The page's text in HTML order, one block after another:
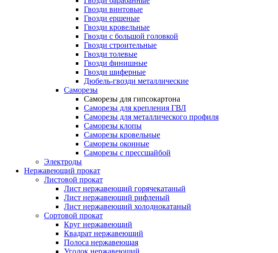
Гвозди винтовые
Гвозди ершеные
Гвозди кровельные
Гвозди с большой головкой
Гвозди строительные
Гвозди толевые
Гвозди финишные
Гвозди шиферные
Дюбель-гвозди металлические
Саморезы
Саморезы для гипсокартона
Саморезы для крепления ГВЛ
Саморезы для металлического профиля
Саморезы клопы
Саморезы кровельные
Саморезы оконные
Саморезы с прессшайбой
Электроды
Нержавеющий прокат
Листовой прокат
Лист нержавеющий горячекатаный
Лист нержавеющий рифленый
Лист нержавеющий холоднокатаный
Сортовой прокат
Круг нержавеющий
Квадрат нержавеющий
Полоса нержавеющая
Уголок нержавеющий